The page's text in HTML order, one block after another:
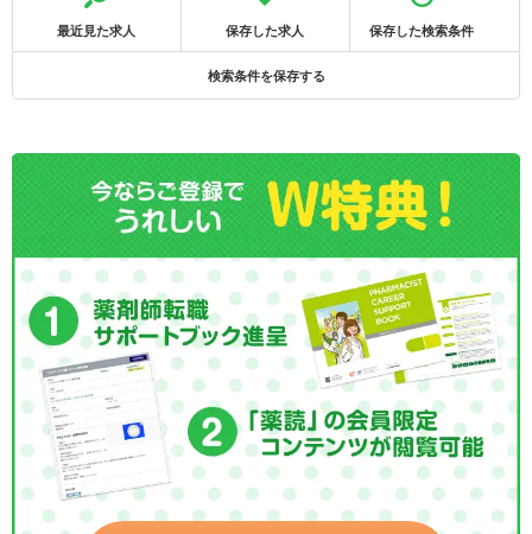
最近見た求人 保存した求人 保存した検索条件
検索条件を保存する